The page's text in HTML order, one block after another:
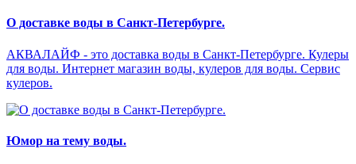
О доставке воды в Санкт-Петербурге.
АКВАЛАЙФ - это доставка воды в Санкт-Петербурге. Кулеры
для воды. Интернет магазин воды, кулеров для воды. Сервис
кулеров.
Юмор на тему воды.